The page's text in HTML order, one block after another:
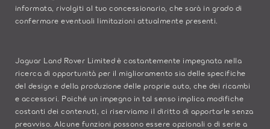
informata, rivolgiti al tuo concessionario, che sarà in grado di
confermare eventuali limitazioni attualmente presenti.
Jaguar Land Rover Limited è costantemente impegnata nella
ricerca di opportunità per il miglioramento sia delle specifiche
del design e della produzione delle proprie auto, che dei ricambi
e accessori. Poiché un impegno in tal senso implica modifiche
costanti dei contenuti, ci riserviamo il diritto di apportarle senza
preavviso. Alcune funzioni possono essere opzionali o di serie a